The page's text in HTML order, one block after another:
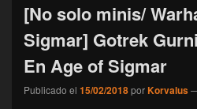
[No solo minis/
Sigmar] Gotrek
En Age of Sigmar
Publicado el 15/02/2018porKorvalus